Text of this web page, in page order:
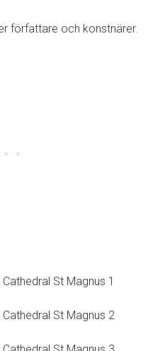
författare och konstnärer.